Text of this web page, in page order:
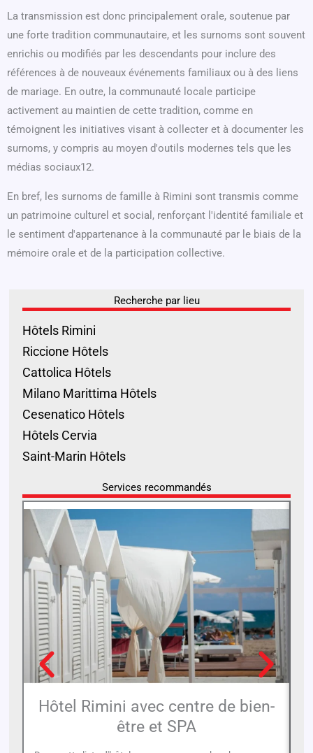
La transmission est donc principalement orale, soutenue par
une forte tradition communautaire, et les surnoms sont souvent
enrichis ou modifiés par les descendants pour inclure des
références à de nouveaux événements familiaux ou à des liens
de mariage. En outre, la communauté locale participe
activement au maintien de cette tradition, comme en
témoignent les initiatives visant à collecter et à documenter les
surnoms, y compris au moyen d'outils modernes tels que les
médias sociaux12.
En bref, les surnoms de famille à Rimini sont transmis comme
un patrimoine culturel et social, renforçant l'identité familiale et
le sentiment d'appartenance à la communauté par le biais de la
mémoire orale et de la participation collective.
Recherche par lieu
Hôtels Rimini
Riccione Hôtels
Cattolica Hôtels
Milano Marittima Hôtels
Cesenatico Hôtels
Hôtels Cervia
Saint-Marin Hôtels
Services recommandés
Hôtel Rimini avec centre de bien-
être et SPA